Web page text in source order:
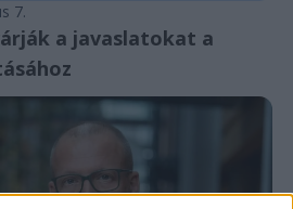
7.
a javaslatokat a